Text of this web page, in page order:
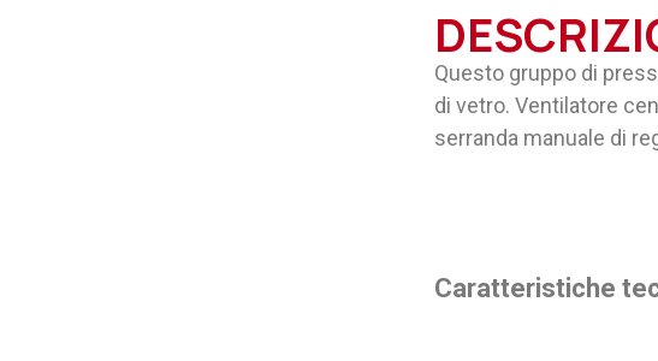
Questo gruppo di
di vetro. Ventilatore
serranda manuale di
Caratteristiche